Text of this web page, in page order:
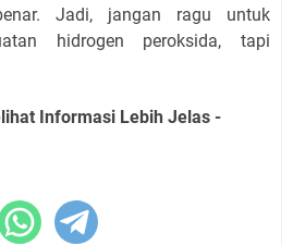
Jadi, jangan ragu untuk
hidrogen peroksida, tapi
Informasi Lebih Jelas -